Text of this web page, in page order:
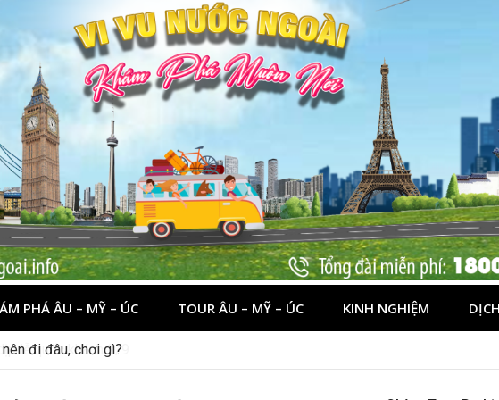
PHÁ ÂU – MỸ – ÚC TOUR ÂU – MỸ – ÚC KINH NGHIỆM
lễ quốc khánh 2/9